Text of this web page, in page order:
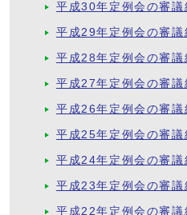
平成30年定例会の審議
平成29年定例会の審議
平成28年定例会の審議
平成27年定例会の審議
平成26年定例会の審議
平成25年定例会の審議
平成24年定例会の審議
平成23年定例会の審議
平成22年定例会の審議